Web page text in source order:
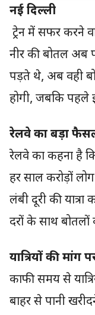
नई दिल्ली
ट्रेन में सफर करने
नीर की बोतल अब
पड़ते थे, अब वही
होगी, जबकि पहले
रेलवे का बड़ा
रेलवे का कहना है
हर साल करोड़ों
लंबी दूरी की
दरों के साथ
यात्रियों की मांग
काफी समय से
बाहर से पानी